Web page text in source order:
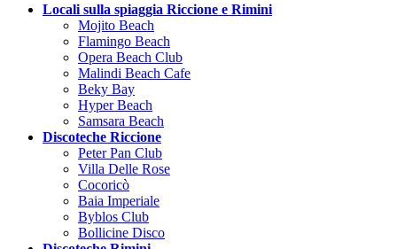
Locali sulla spiaggia Riccione e Rimini
Mojito Beach
Flamingo Beach
Opera Beach Club
Malindi Beach Cafe
Beky Bay
Hyper Beach
Samsara Beach
Discoteche Riccione
Peter Pan Club
Villa Delle Rose
Cocoricò
Baia Imperiale
Byblos Club
Bollicine Disco